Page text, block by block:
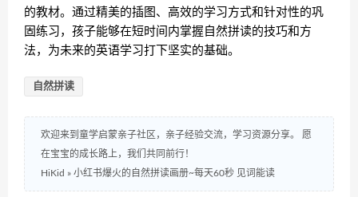
的教材。通过精美的插图、高效的学习方式和针对性的巩
固练习，孩子能够在短时间内掌握自然拼读的技巧和方
法，为未来的英语学习打下坚实的基础。
自然拼读
欢迎来到童学启蒙亲子社区，亲子经验交流，学习资源分享。 愿
在宝宝的成长路上，我们共同前行！
HiKid » 小红书爆火的自然拼读画册~每天60秒 见词能读